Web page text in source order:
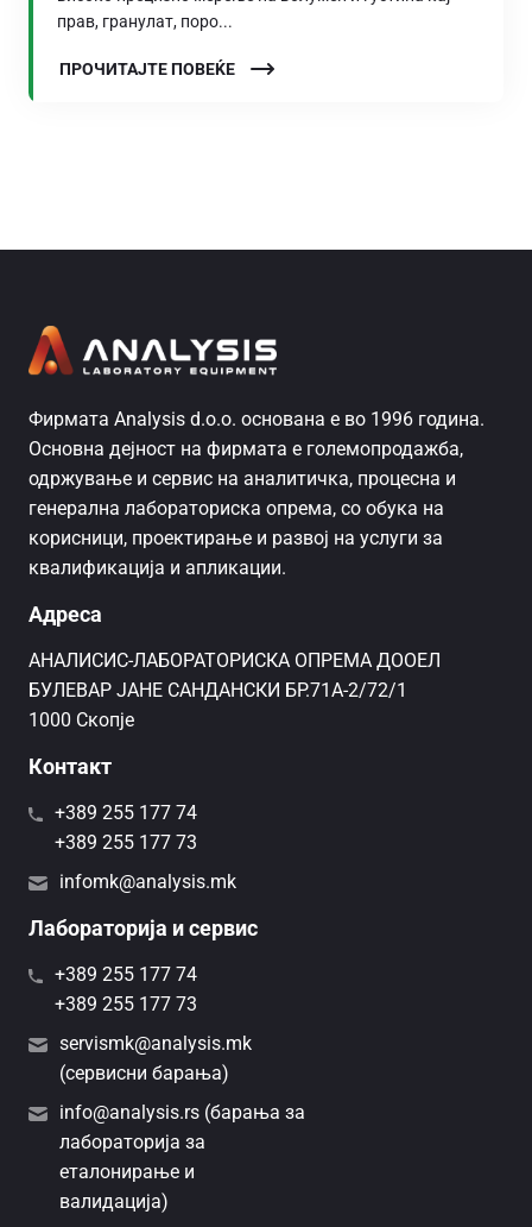
прав, гранулат, поро...
ПРОЧИТАЈТЕ ПОВЕЌЕ
Фирмата Analysis d.o.o. основана е во 1996 година.
Основна дејност на фирмата е големопродажба,
одржување и сервис на аналитичка, процесна и
генерална лабораториска опрема, со обука на
корисници, проектирање и развој на услуги за
квалификација и апликации.
Адреса
AНАЛИСИС-ЛАБОРАТОРИСКА ОПРЕМА ДООЕЛ
БУЛЕВАР ЈАНЕ САНДАНСКИ БР.71А-2/72/1
1000 Скопје
Контакт
+389 255 177 74
+389 255 177 73
infomk@analysis.mk
Лабораторија и сервис
+389 255 177 74
+389 255 177 73
servismk@analysis.mk
(сервисни барања)
info@analysis.rs (барања за
лабораторија за
еталонирање и
валидација)